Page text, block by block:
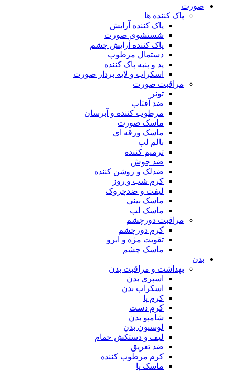
صورت
پاک کننده ها
پاک کننده آرایش
شستشوی صورت
پاک کننده آرایش چشم
دستمال مرطوب
پد و پنبه پاک کننده
اسکراب و لایه بردار صورت
مراقبت صورت
تونر
ضد آفتاب
مرطوب کننده و آبرسان
ماسک صورت
ماسک ورقه ای
بالم لب
ترمیم کننده
ضد جوش
ضدلک و روشن کننده
کرم شب و روز
لیفت و ضدچروک
ماسک بینی
ماسک لب
مراقبت دورچشم
کرم دورچشم
تقویت مژه و ابرو
ماسک چشم
بدن
بهداشت و مراقبت بدن
اسپری بدن
اسکراب بدن
کرم پا
کرم دست
شامپو بدن
لوسیون بدن
لیف و دستکش حمام
ضد تعریق
کرم مرطوب کننده
ماسک پا